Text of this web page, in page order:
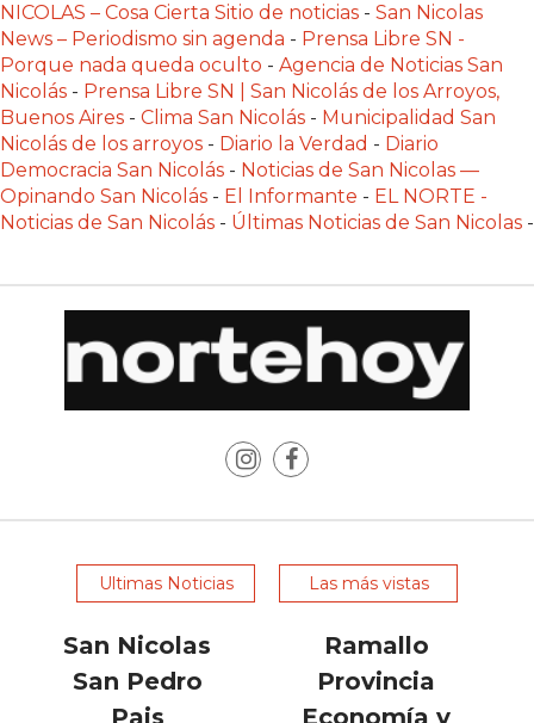
CHANGUITO.COM.AR,
LA
TIENDA
ONLINE
ARGENTINA
QUE
LAS
IA
WHATSAPP
COMISIÓN
NICOLAS – Cosa Cierta Sitio de noticias - San Nicolas
News – Periodismo sin agenda - Prensa Libre SN -
Porque nada queda oculto - Agencia de Noticias San
Nicolás - Prensa Libre SN | San Nicolás de los Arroyos,
Buenos Aires - Clima San Nicolás - Municipalidad San
Nicolás de los arroyos - Diario la Verdad - Diario
Democracia San Nicolás - Noticias de San Nicolas —
Opinando San Nicolás - El Informante - EL NORTE -
Noticias de San Nicolás - Últimas Noticias de San Nicolas -
Ultimas Noticias Las más vistas
San Nicolas
Ramallo
San Pedro
Provincia
Pais
Economía y